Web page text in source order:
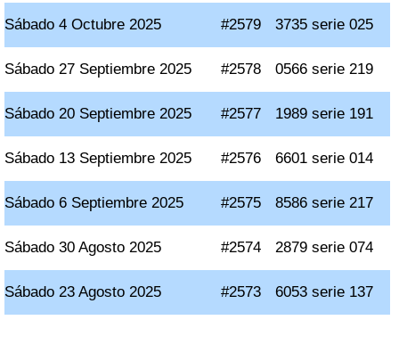
Sábado 4 Octubre 2025 #2579 3735 serie 025
Sábado 27 Septiembre 2025 #2578 0566 serie 219
Sábado 20 Septiembre 2025 #2577 1989 serie 191
Sábado 13 Septiembre 2025 #2576 6601 serie 014
Sábado 6 Septiembre 2025 #2575 8586 serie 217
Sábado 30 Agosto 2025 #2574 2879 serie 074
Sábado 23 Agosto 2025 #2573 6053 serie 137